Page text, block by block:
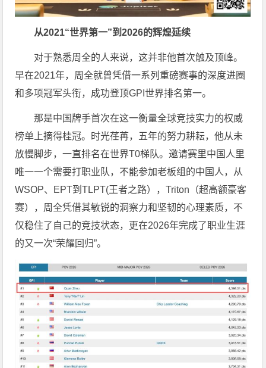
从2021“世界第一”到2026的辉煌延续
对于熟悉周全的人来说，这并非他首次触及顶峰。
早在2021年，周全就曾凭借一系列重磅赛事的深度进圈
和多项冠军头衔，成功登顶GPI世界排名第一。
那是中国牌手首次在这一衡量全球竞技实力的权威
榜单上摘得桂冠。时光荏苒，五年的努力耕耘，他从未
放慢脚步，一直排名在世界T0梯队。邀请赛里中国人里
唯一一个需要打职业队，不能参加老板组的中国人，从
WSOP、EPT到TLPT(王者之路），Triton（超高额豪客
赛），周全凭借其敏锐的洞察力和坚韧的心理素质，不
仅稳住了自己的竞技状态，更在2026年完成了职业生涯
的又一次“荣耀回归”。